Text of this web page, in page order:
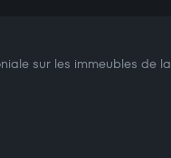
sur les immeubles de la